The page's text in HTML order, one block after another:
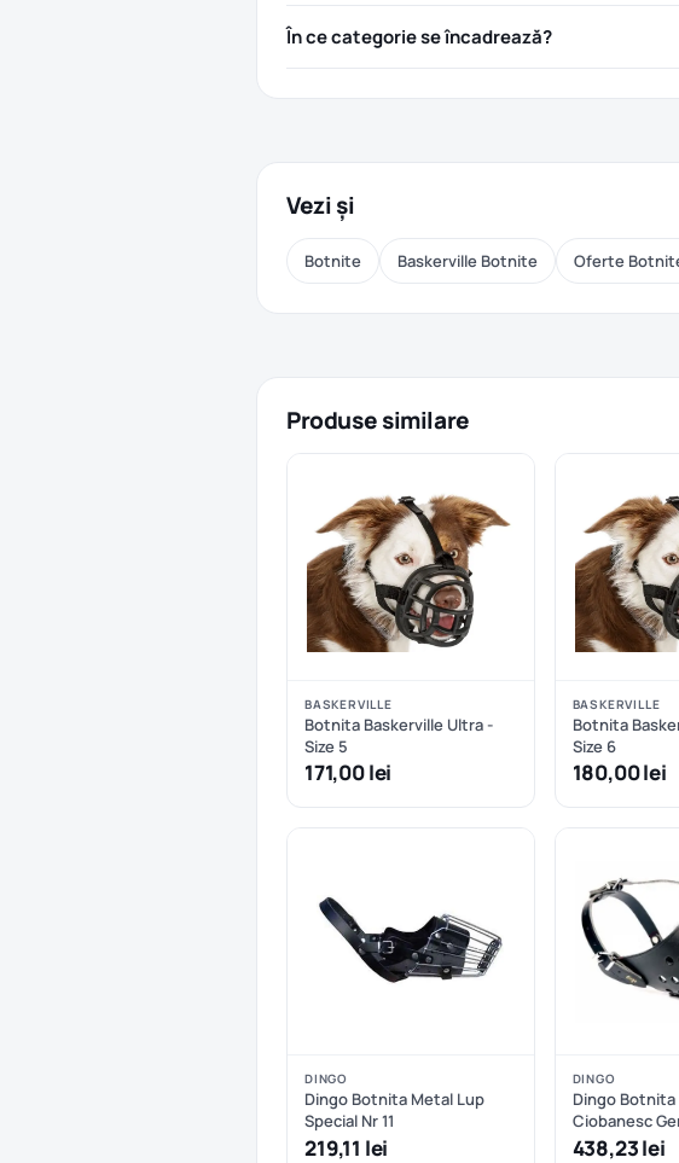
În ce categorie se încadrează?
Vezi și
Botnite Baskerville Botnite Oferte
Produse similare
BASKERVILLE
Botnita Baskerville Ultra -
Size 5
171,00 lei
BASKERVILLE
Botnita
Size 6
180,00 lei
DINGO
Dingo Botnita Metal Lup
Special Nr 11
219,11 lei
DINGO
Dingo Botnita
Ciobanesc
438,23 lei